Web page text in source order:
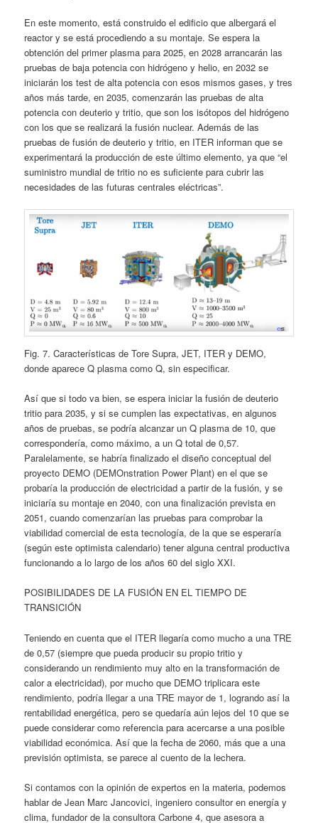
En este momento, está construido el edificio que albergará el
reactor y se está procediendo a su montaje. Se espera la
obtención del primer plasma para 2025, en 2028 arrancarán las
pruebas de baja potencia con hidrógeno y helio, en 2032 se
iniciarán los test de alta potencia con esos mismos gases, y tres
años más tarde, en 2035, comenzarán las pruebas de alta
potencia con deuterio y tritio, que son los isótopos del hidrógeno
con los que se realizará la fusión nuclear. Además de las
pruebas de fusión de deuterio y tritio, en ITER informan que se
experimentará la producción de este último elemento, ya que “el
suministro mundial de tritio no es suficiente para cubrir las
necesidades de las futuras centrales eléctricas”.
Fig. 7. Características de Tore Supra, JET, ITER y DEMO,
donde aparece Q plasma como Q, sin especificar.
Así que si todo va bien, se espera iniciar la fusión de deuterio
tritio para 2035, y si se cumplen las expectativas, en algunos
años de pruebas, se podría alcanzar un Q plasma de 10, que
correspondería, como máximo, a un Q total de 0,57.
Paralelamente, se habría finalizado el diseño conceptual del
proyecto DEMO (DEMOnstration Power Plant) en el que se
probaría la producción de electricidad a partir de la fusión, y se
iniciaría su montaje en 2040, con una finalización prevista en
2051, cuando comenzarían las pruebas para comprobar la
viabilidad comercial de esta tecnología, de la que se esperaría
(según este optimista calendario) tener alguna central productiva
funcionando a lo largo de los años 60 del siglo XXI.
POSIBILIDADES DE LA FUSIÓN EN EL TIEMPO DE
TRANSICIÓN
Teniendo en cuenta que el ITER llegaría como mucho a una TRE
de 0,57 (siempre que pueda producir su propio tritio y
considerando un rendimiento muy alto en la transformación de
calor a electricidad), por mucho que DEMO triplicara este
rendimiento, podría llegar a una TRE mayor de 1, logrando así la
rentabilidad energética, pero se quedaría aún lejos del 10 que se
puede considerar como referencia para acercarse a una posible
viabilidad económica. Así que la fecha de 2060, más que a una
previsión optimista, se parece al cuento de la lechera.
Si contamos con la opinión de expertos en la materia, podemos
hablar de Jean Marc Jancovici, ingeniero consultor en energía y
clima, fundador de la consultora Carbone 4, que asesora a